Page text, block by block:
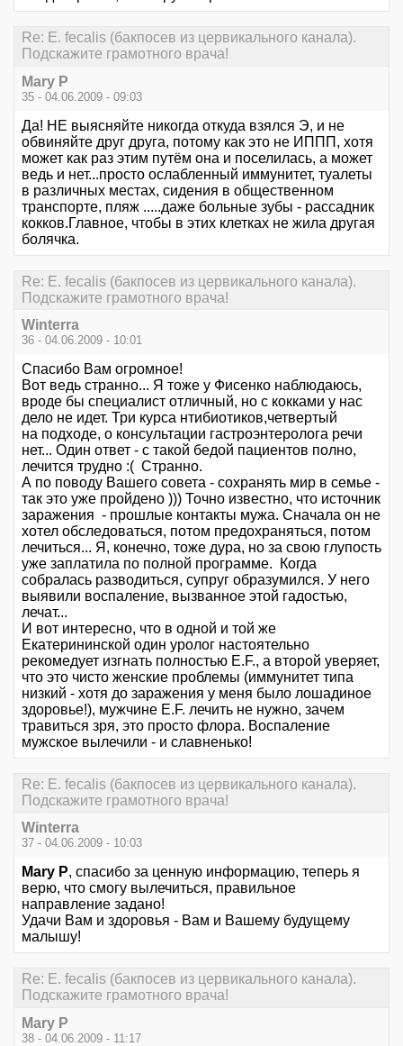
Re: E. fecalis (бакпосев из цервикального канала).
Подскажите грамотного врача!
Mary P
35 - 04.06.2009 - 09:03
Да! НЕ выясняйте никогда откуда взялся Э, и не
обвиняйте друг друга, потому как это не ИППП, хотя
может как раз этим путём она и поселилась, а может
ведь и нет...просто ослабленный иммунитет, туалеты
в различных местах, сидения в общественном
транспорте, пляж .....даже больные зубы - рассадник
кокков.Главное, чтобы в этих клетках не жила другая
болячка.
Re: E. fecalis (бакпосев из цервикального канала).
Подскажите грамотного врача!
Winterra
36 - 04.06.2009 - 10:01
Спасибо Вам огромное!
Вот ведь странно... Я тоже у Фисенко наблюдаюсь,
вроде бы специалист отличный, но с кокками у нас
дело не идет. Три курса нтибиотиков,четвертый
на подходе, о консультации гастроэнтеролога речи
нет... Один ответ - с такой бедой пациентов полно,
лечится трудно :( Странно.
А по поводу Вашего совета - сохранять мир в семье -
так это уже пройдено ))) Точно известно, что источник
заражения - прошлые контакты мужа. Сначала он не
хотел обследоваться, потом предохраняться, потом
лечиться... Я, конечно, тоже дура, но за свою глупость
уже заплатила по полной программе. Когда
собралась разводиться, супруг образумился. У него
выявили воспаление, вызванное этой гадостью,
лечат...
И вот интересно, что в одной и той же
Екатерининской один уролог настоятельно
рекомедует изгнать полностью E.F., а второй уверяет,
что это чисто женские проблемы (иммунитет типа
низкий - хотя до заражения у меня было лошадиное
здоровье!), мужчине E.F. лечить не нужно, зачем
травиться зря, это просто флора. Воспаление
мужское вылечили - и славненько!
Re: E. fecalis (бакпосев из цервикального канала).
Подскажите грамотного врача!
Winterra
37 - 04.06.2009 - 10:03
Mary P, спасибо за ценную информацию, теперь я
верю, что смогу вылечиться, правильное
направление задано!
Удачи Вам и здоровья - Вам и Вашему будущему
малышу!
Re: E. fecalis (бакпосев из цервикального канала).
Подскажите грамотного врача!
Mary P
38 - 04.06.2009 - 11:17